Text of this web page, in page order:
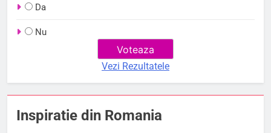
Da
Nu
Vezi Rezultatele
Inspiratie din Romania